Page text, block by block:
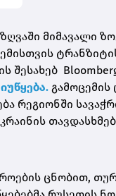
მიმავალი
შესახებ
იუწყება. გამოცემის
რეგიონში
ცნობით,